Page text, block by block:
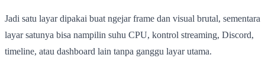
Jadi satu layar dipakai buat ngejar frame dan visual brutal, sementara
layar satunya bisa nampilin suhu CPU, kontrol streaming, Discord,
timeline, atau dashboard lain tanpa ganggu layar utama.